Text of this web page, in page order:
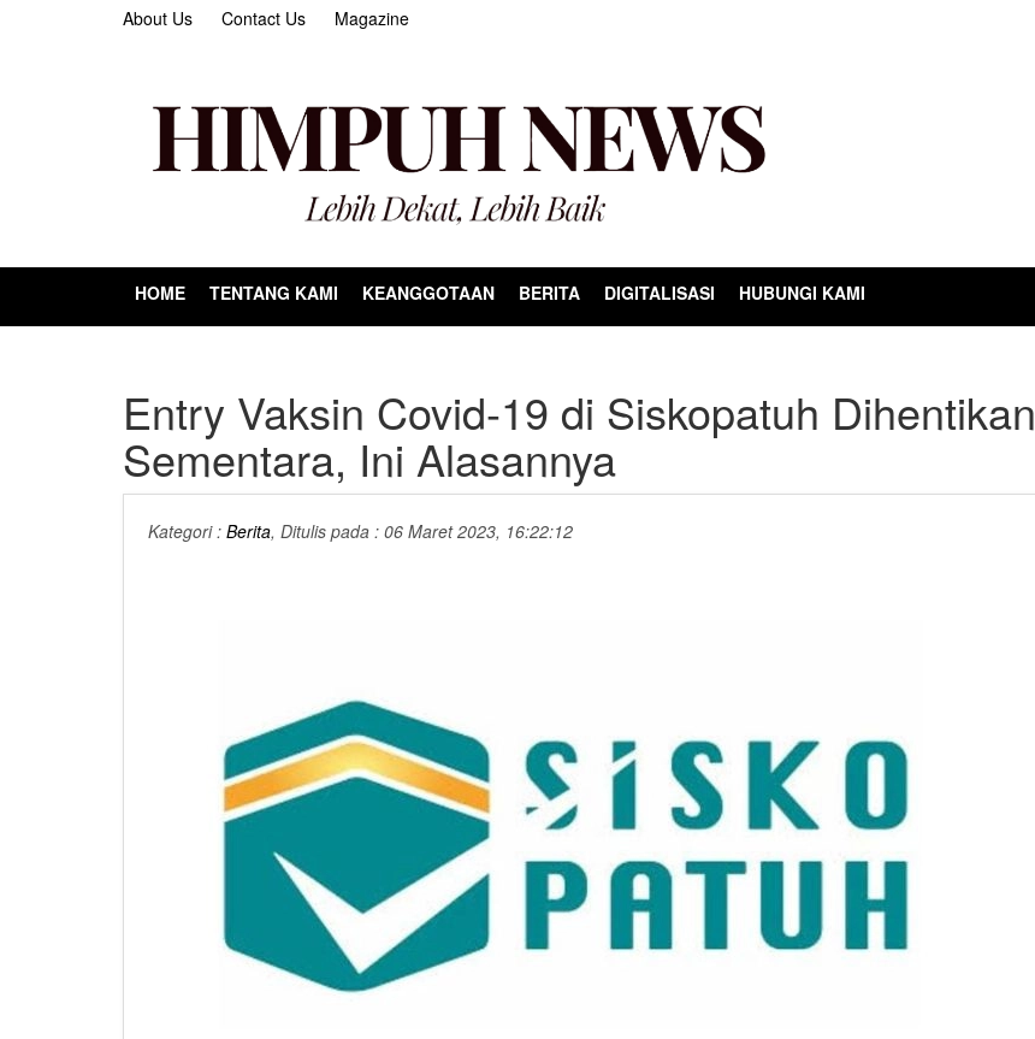
About Us Contact Us Magazine
HOME TENTANG KAMI KEANGGOTAAN BERITA DIGITALISASI HUBUNGI KAMI
Entry Vaksin Covid-19 di Siskopatuh Dihentikan
Sementara, Ini Alasannya
Kategori : Berita, Ditulis pada : 06 Maret 2023, 16:22:12